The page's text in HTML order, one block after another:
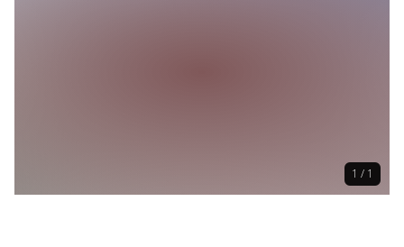
1 / 1